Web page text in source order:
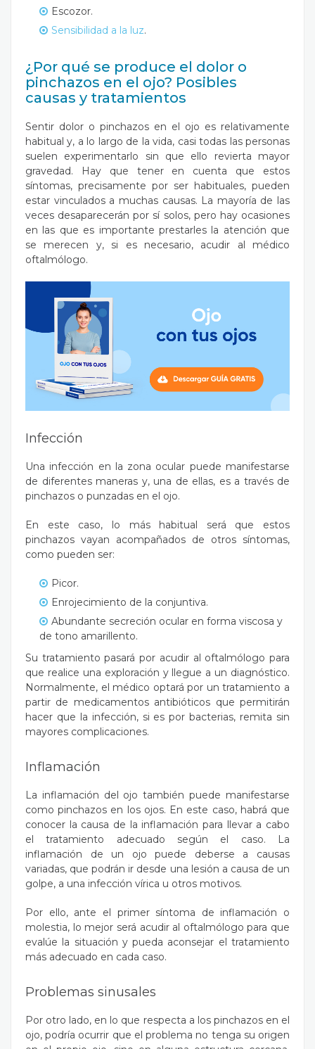
Escozor.
Sensibilidad a la luz.
¿Por qué se produce el dolor o
pinchazos en el ojo? Posibles
causas y tratamientos
Sentir dolor o pinchazos en el ojo es relativamente
habitual y, a lo largo de la vida, casi todas las personas
suelen experimentarlo sin que ello revierta mayor
gravedad. Hay que tener en cuenta que estos
síntomas, precisamente por ser habituales, pueden
estar vinculados a muchas causas. La mayoría de las
veces desaparecerán por sí solos, pero hay ocasiones
en las que es importante prestarles la atención que
se merecen y, si es necesario, acudir al médico
oftalmólogo.
Infección
Una infección en la zona ocular puede manifestarse
de diferentes maneras y, una de ellas, es a través de
pinchazos o punzadas en el ojo.
En este caso, lo más habitual será que estos
pinchazos vayan acompañados de otros síntomas,
como pueden ser:
Picor.
Enrojecimiento de la conjuntiva.
Abundante secreción ocular en forma viscosa y
de tono amarillento.
Su tratamiento pasará por acudir al oftalmólogo para
que realice una exploración y llegue a un diagnóstico.
Normalmente, el médico optará por un tratamiento a
partir de medicamentos antibióticos que permitirán
hacer que la infección, si es por bacterias, remita sin
mayores complicaciones.
Inflamación
La inflamación del ojo también puede manifestarse
como pinchazos en los ojos. En este caso, habrá que
conocer la causa de la inflamación para llevar a cabo
el tratamiento adecuado según el caso. La
inflamación de un ojo puede deberse a causas
variadas, que podrán ir desde una lesión a causa de un
golpe, a una infección vírica u otros motivos.
Por ello, ante el primer síntoma de inflamación o
molestia, lo mejor será acudir al oftalmólogo para que
evalúe la situación y pueda aconsejar el tratamiento
más adecuado en cada caso.
Problemas sinusales
Por otro lado, en lo que respecta a los pinchazos en el
ojo, podría ocurrir que el problema no tenga su origen